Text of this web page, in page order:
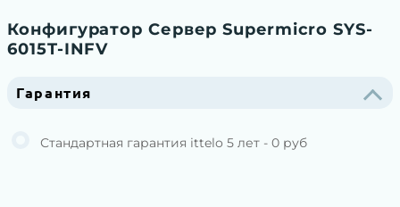
Конфигуратор Сервер Supermicro SYS-
6015T-INFV
Гарантия
Стандартная гарантия ittelo 5 лет - 0 руб